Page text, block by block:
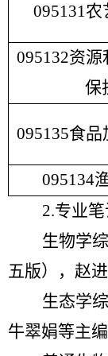
095131
095132资
保
095135食
095134
2.专业笔
生物学
五版），赵
生态学
牛翠娟等主